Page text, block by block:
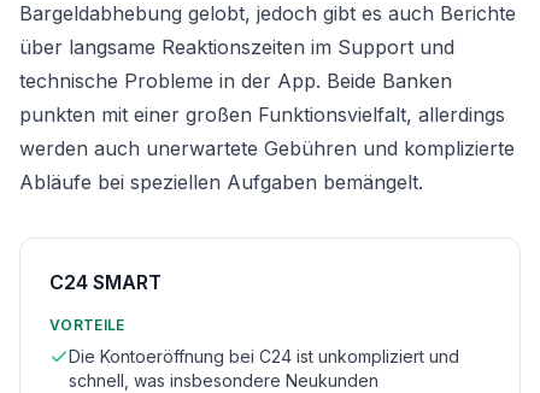
Bargeldabhebung gelobt, jedoch gibt es auch Berichte
über langsame Reaktionszeiten im Support und
technische Probleme in der App. Beide Banken
punkten mit einer großen Funktionsvielfalt, allerdings
werden auch unerwartete Gebühren und komplizierte
Abläufe bei speziellen Aufgaben bemängelt.
C24 SMART
VORTEILE
Die Kontoeröffnung bei C24 ist unkompliziert und
schnell, was insbesondere Neukunden